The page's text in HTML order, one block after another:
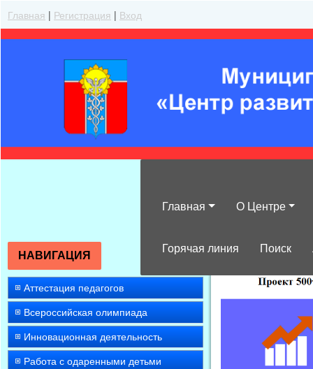
Главная | Регистрация | Вход
Главная О Центре
Горячая линия Поиск
НАВИГАЦИЯ
Аттестация педагогов
Всероссийская олимпиада
Инновационная деятельность
Работа с одаренными детьми